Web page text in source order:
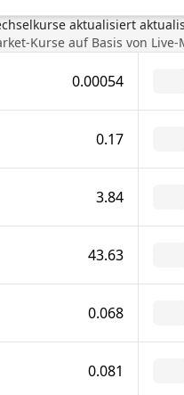
aktualisiert
Kurse auf Basis von
0.00054
0.17
3.84
43.63
0.068
0.081